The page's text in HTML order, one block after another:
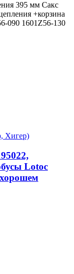
395 мм Сакс
+корзина
090 1601Z56-130
Хигер)
Lotoc